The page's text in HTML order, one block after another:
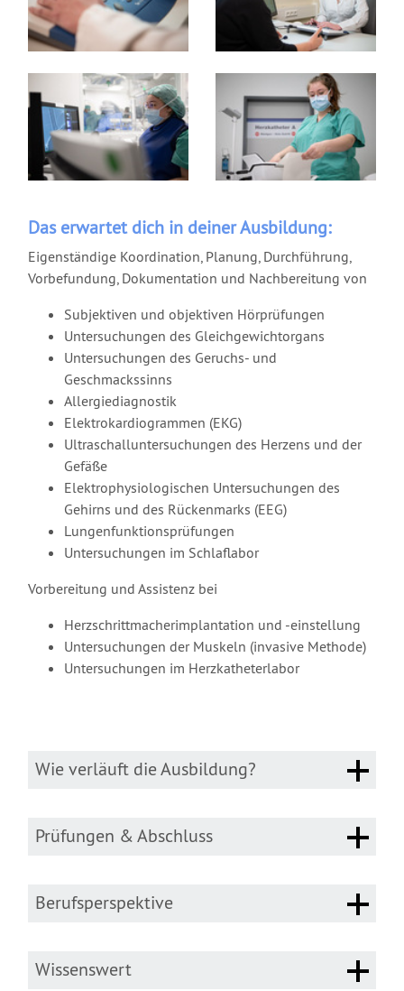
Das erwartet dich in deiner Ausbildung:
Eigenständige Koordination, Planung, Durchführung,
Vorbefundung, Dokumentation und Nachbereitung von
Subjektiven und objektiven Hörprüfungen
Untersuchungen des Gleichgewichtorgans
Untersuchungen des Geruchs- und
Geschmackssinns
Allergiediagnostik
Elektrokardiogrammen (EKG)
Ultraschalluntersuchungen des Herzens und der
Gefäße
Elektrophysiologischen Untersuchungen des
Gehirns und des Rückenmarks (EEG)
Lungenfunktionsprüfungen
Untersuchungen im Schlaflabor
Vorbereitung und Assistenz bei
Herzschrittmacherimplantation und -einstellung
Untersuchungen der Muskeln (invasive Methode)
Untersuchungen im Herzkatheterlabor
Wie verläuft die Ausbildung?
Prüfungen & Abschluss
Berufsperspektive
Wissenswert